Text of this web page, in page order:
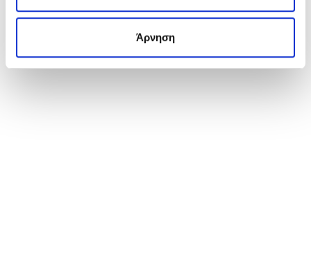
Άρνηση
ΕΝΔΙΑΦΈΡΟΜΑΙ ΝΑ ΤΟ ΑΠΟΚΤΉΣΩ